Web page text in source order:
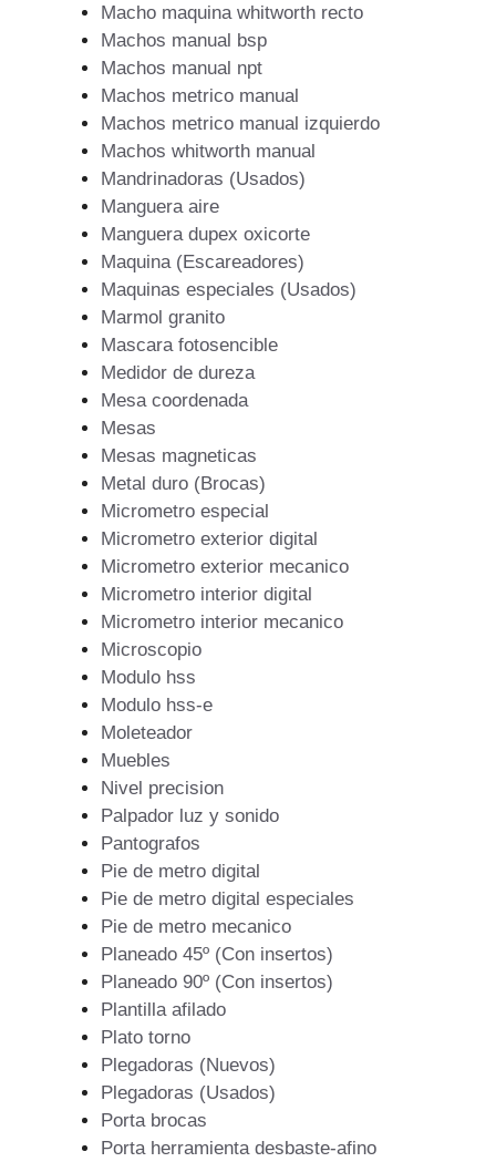
Macho maquina whitworth recto
Machos manual bsp
Machos manual npt
Machos metrico manual
Machos metrico manual izquierdo
Machos whitworth manual
Mandrinadoras (Usados)
Manguera aire
Manguera dupex oxicorte
Maquina (Escareadores)
Maquinas especiales (Usados)
Marmol granito
Mascara fotosencible
Medidor de dureza
Mesa coordenada
Mesas
Mesas magneticas
Metal duro (Brocas)
Micrometro especial
Micrometro exterior digital
Micrometro exterior mecanico
Micrometro interior digital
Micrometro interior mecanico
Microscopio
Modulo hss
Modulo hss-e
Moleteador
Muebles
Nivel precision
Palpador luz y sonido
Pantografos
Pie de metro digital
Pie de metro digital especiales
Pie de metro mecanico
Planeado 45º (Con insertos)
Planeado 90º (Con insertos)
Plantilla afilado
Plato torno
Plegadoras (Nuevos)
Plegadoras (Usados)
Porta brocas
Porta herramienta desbaste-afino